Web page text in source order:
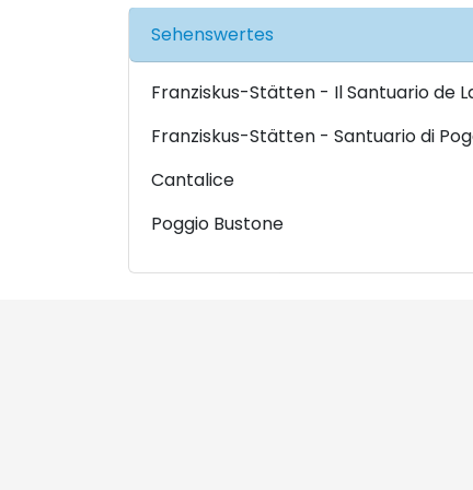
Sehenswertes
Franziskus-Stätten - Il Santuario de
Franziskus-Stätten - Santuario di
Cantalice
Poggio Bustone